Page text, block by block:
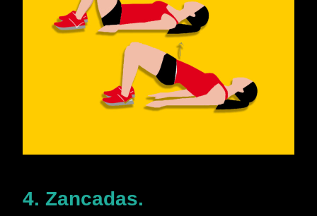
4. Zancadas.